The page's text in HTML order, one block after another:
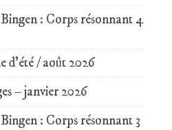
: Corps résonnant 4
d’été / août 2026
– janvier 2026
: Corps résonnant 3